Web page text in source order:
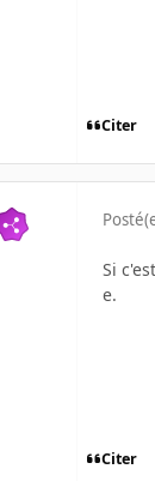
Citer
Si
e.
Citer